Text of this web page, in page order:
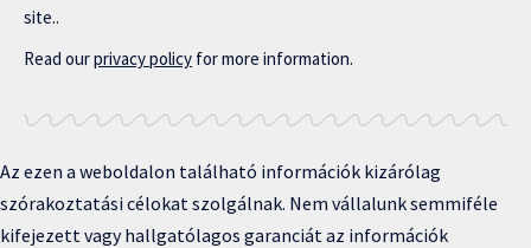
site..
Read ourprivacy policy for more information.
Az ezen a weboldalon található információk kizárólag
szórakoztatási célokat szolgálnak. Nem vállalunk semmiféle
kifejezett vagy hallgatólagos garanciát az információk